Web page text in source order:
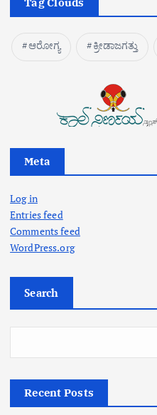
ಆರೋಗ್ಯ ಕ್ರೀಡಾಜಗತ್ತು
Meta
Log in
Entries feed
Comments feed
WordPress.org
Search
Recent Posts